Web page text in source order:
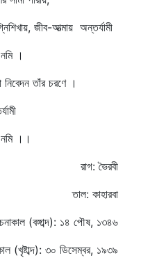
জীব-আত্মায় অন্তর্যামী
।
তাঁর চরণে ।
।।
রাগ: ভৈরবী
তাল: কাহারবা
(বঙ্গাব্দ): ১৪ পৌষ, ১৩৪৬
(খৃষ্টাব্দ): ৩০ ডিসেম্বর, ১৯৩৯